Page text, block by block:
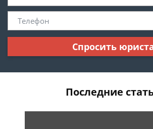
Спросить
Последние